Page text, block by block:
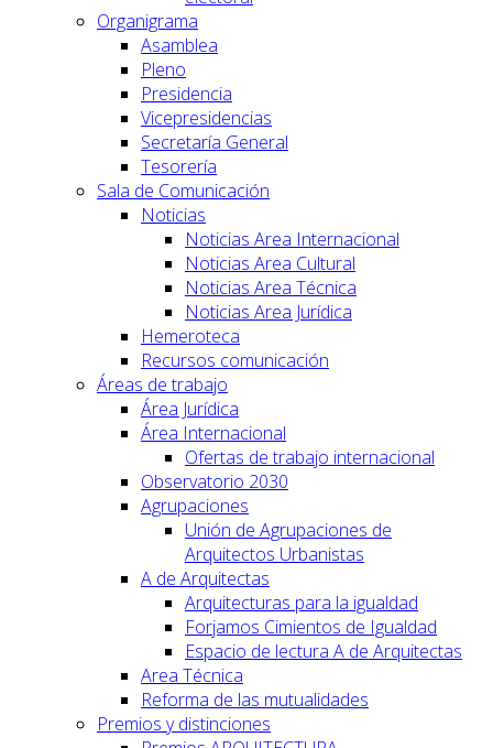
Organigrama
Asamblea
Pleno
Presidencia
Vicepresidencias
Secretaría General
Tesorería
Sala de Comunicación
Noticias
Noticias Area Internacional
Noticias Area Cultural
Noticias Area Técnica
Noticias Area Jurídica
Hemeroteca
Recursos comunicación
Áreas de trabajo
Área Jurídica
Área Internacional
Ofertas de trabajo internacional
Observatorio 2030
Agrupaciones
Unión de Agrupaciones de
Arquitectos Urbanistas
A de Arquitectas
Arquitecturas para la igualdad
Forjamos Cimientos de Igualdad
Espacio de lectura A de Arquitectas
Area Técnica
Reforma de las mutualidades
Premios y distinciones